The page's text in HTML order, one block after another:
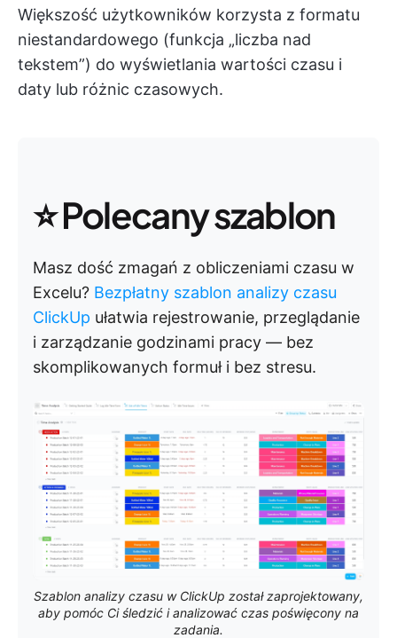
Większość użytkowników korzysta z formatu
niestandardowego (funkcja „liczba nad
tekstem”) do wyświetlania wartości czasu i
daty lub różnic czasowych.
⭐ Polecany szablon
Masz dość zmagań z obliczeniami czasu w
Excelu? Bezpłatny szablon analizy czasu
ClickUp ułatwia rejestrowanie, przeglądanie
i zarządzanie godzinami pracy — bez
skomplikowanych formuł i bez stresu.
Szablon analizy czasu w ClickUp został zaprojektowany,
aby pomóc Ci śledzić i analizować czas poświęcony na
zadania.